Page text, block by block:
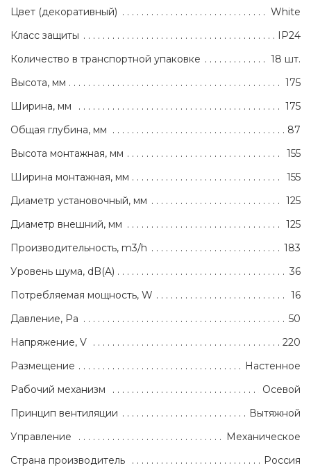
Цвет (декоративный)
White
Класс защиты
IP24
Количество в транспортной упаковке
18 шт.
Высота, мм
175
Ширина, мм
175
Общая глубина, мм
87
Высота монтажная, мм
155
Ширина монтажная, мм
155
Диаметр установочный, мм
125
Диаметр внешний, мм
125
Производительность, m3/h
183
Уровень шума, dB(A)
36
Потребляемая мощность, W
16
Давление, Pa
50
Напряжение, V
220
Размещение
Настенное
Рабочий механизм
Осевой
Принцип вентиляции
Вытяжной
Управление
Механическое
Страна производитель
Россия